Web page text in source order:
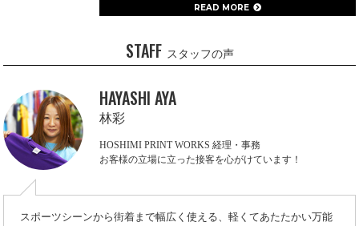
READ MORE
STAFF スタッフの声
HAYASHI AYA
林彩
HOSHIMI PRINT WORKS 経理・事務
お客様の立場に立った接客を心がけています！
スポーツシーンから街着まで幅広く使える、軽くてあたたかい万能